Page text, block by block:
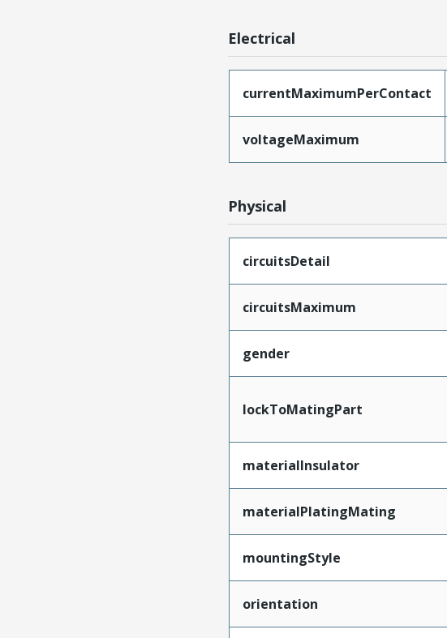
Electrical
currentMaximumPerContact
voltageMaximum
Physical
circuitsDetail
circuitsMaximum
gender
lockToMatingPart
materialInsulator
materialPlatingMating
mountingStyle
orientation